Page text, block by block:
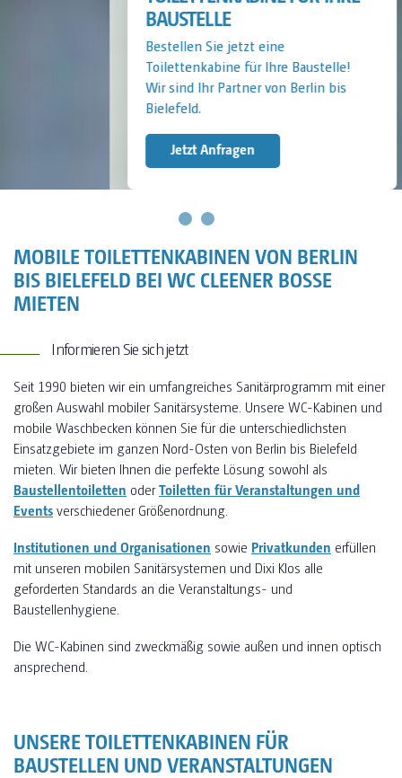
Bestellen Sie jetzt eine
Toilettenkabine für Ihre Baustelle!
Wir sind Ihr Partner von Berlin bis
MOBILE TOILETTENKABINEN VON BERLIN
BIS BIELEFELD BEI WC CLEENER BOSSE
MIETEN
Informieren Sie sich jetzt
Seit 1990 bieten wir ein umfangreiches Sanitärprogramm mit einer
großen Auswahl mobiler Sanitärsysteme. Unsere WC-Kabinen und
mobile Waschbecken können Sie für die unterschiedlichsten
Einsatzgebiete im ganzen Nord-Osten von Berlin bis Bielefeld
mieten. Wir bieten Ihnen die perfekte Lösung sowohl als
Baustellentoiletten oderToiletten für Veranstaltungen und
Eventsverschiedener Größenordnung.
Institutionen und Organisationen sowie Privatkunden erfüllen
mit unseren mobilen Sanitärsystemen und Dixi Klos alle
geforderten Standards an die Veranstaltungs- und
Baustellenhygiene.
Die WC-Kabinen sind zweckmäßig sowie außen und innen optisch
ansprechend.
UNSERE TOILETTENKABINEN FÜR
BAUSTELLEN UND VERANSTALTUNGEN